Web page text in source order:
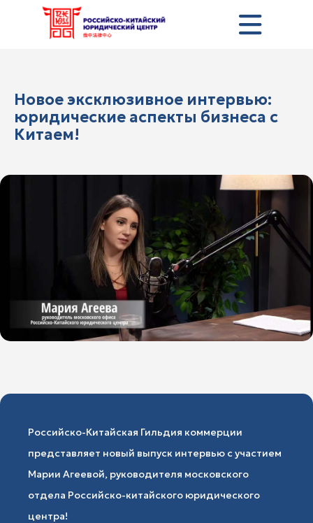
+7 495 357-03-73
Новое эксклюзивное интервью:
юридические аспекты бизнеса с
Китаем!
Российско-Китайская Гильдия коммерции
представляет новый выпуск интервью с участием
Марии Агеевой, руководителя московского
отдела Российско-китайского юридического
центра!